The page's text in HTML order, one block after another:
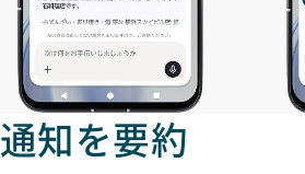
通知を要約